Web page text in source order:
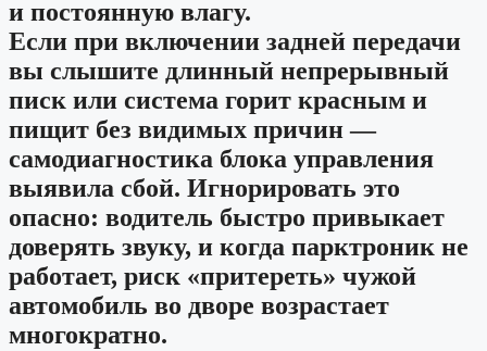
и постоянную влагу.
Если при включении задней передачи
вы слышите длинный непрерывный
писк или система горит красным и
пищит без видимых причин —
самодиагностика блока управления
выявила сбой. Игнорировать это
опасно: водитель быстро привыкает
доверять звуку, и когда парктроник не
работает, риск «притереть» чужой
автомобиль во дворе возрастает
многократно.